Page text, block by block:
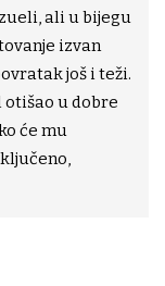
ali u bijegu
izvan
još i teži.
otišao u dobre
će mu